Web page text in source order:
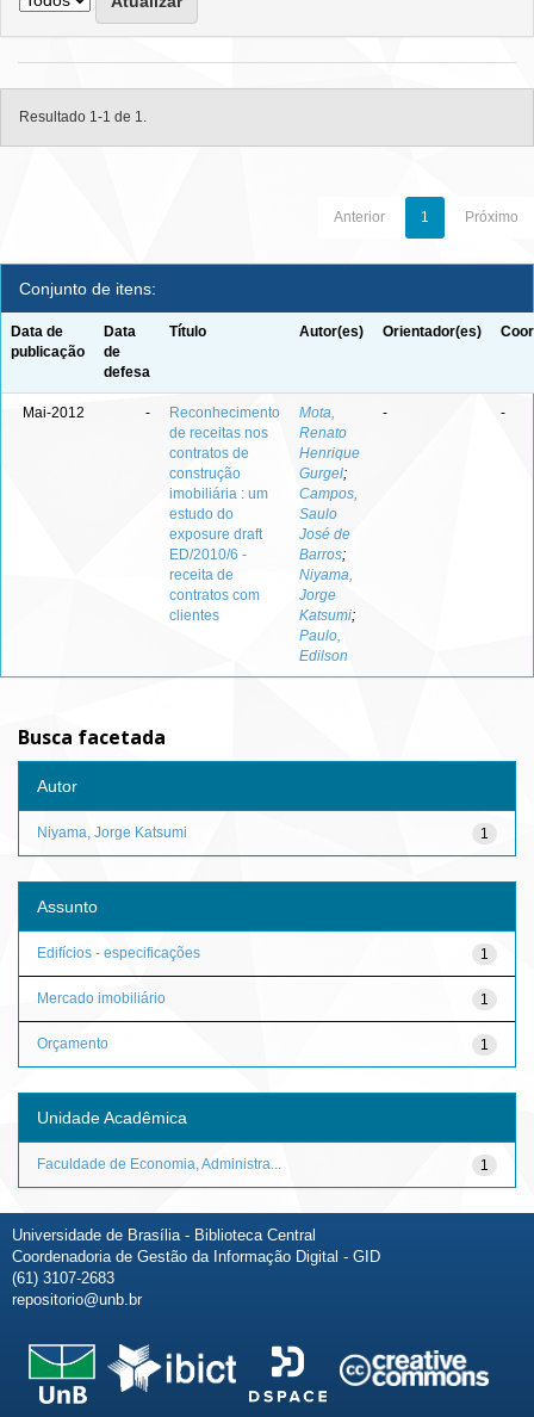
Resultado 1-1 de 1.
Anterior 1 Próximo
Conjunto de itens:
Data de
publicação
Data
de
defesa
Título Autor(es) Orientador(es)
Mai-2012 -
Reconhecimento
de receitas nos
contratos de
construção
imobiliária : um
estudo do
exposure draft
ED/2010/6 -
receita de
contratos com
clientes
Mota,
Renato
Henrique
Gurgel;
Campos,
Saulo
José de
Barros;
Niyama,
Jorge
Katsumi;
Paulo,
Edilson
- -
Busca facetada
Autor
1
Niyama, Jorge Katsumi
Assunto
1
Edifícios - especificações
1
Mercado imobiliário
1
Orçamento
Unidade Acadêmica
1
Faculdade de Economia, Administra...
Universidade de Brasília - Biblioteca Central
Coordenadoria de Gestão da Informação Digital - GID
(61) 3107-2683
repositorio@unb.br